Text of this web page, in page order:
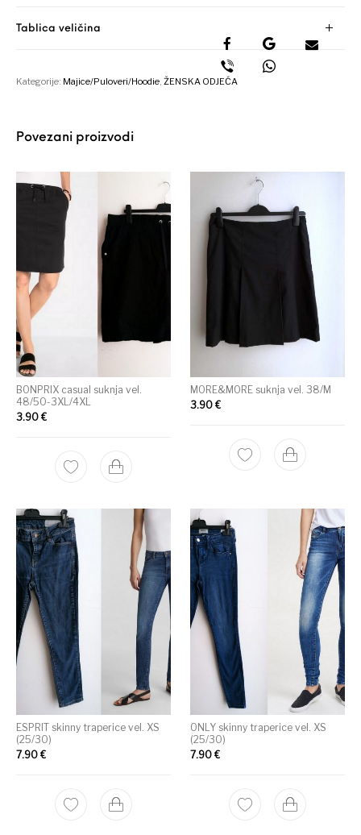
Tablica veličina
Kategorije: Majice/Puloveri/Hoodie ,ŽENSKA ODJEĆA
Povezani proizvodi
BONPRIX casual suknja vel.
48/50-3XL/4XL
3.90€
MORE&MORE suknja vel. 38/M
3.90 €
ESPRIT skinny traperice vel. XS
(25/30)
7.90€
ONLY skinny traperice vel. XS
(25/30)
7.90 €